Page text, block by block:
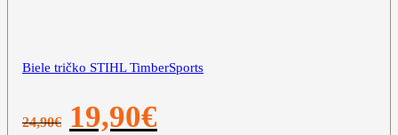
Biele tričko STIHL TimberSports
24,90€
Pôvodná
cena
19,90€